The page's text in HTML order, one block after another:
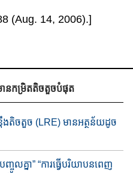
ានកម្រិតតិចតួចបំផុត
តឹង​តិចតួច (LRE) មាន​អត្ថន័យ​​ដូច
ញ្ចូលគ្នា” “ការធ្វើ​បរិយា​បន​​​ពេញ​​
(Aug. 14, 2006).]